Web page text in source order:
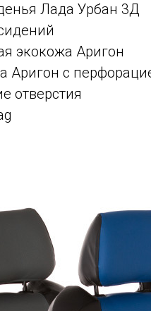
Лада Урбан 3Д
экокожа Аригон
Аригон с
отверстия